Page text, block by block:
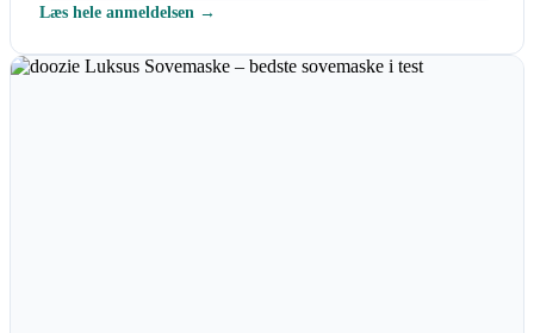
Læs hele anmeldelsen →